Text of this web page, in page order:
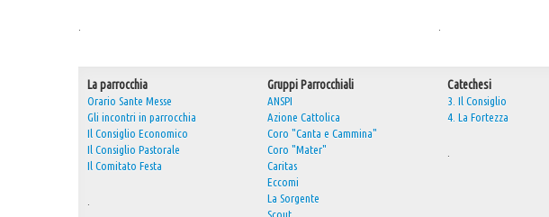
La parrocchia
Orario Sante Messe
Gli incontri in parrocchia
Il Consiglio Economico
Il Consiglio Pastorale
Il Comitato Festa
Gruppi Parrocchiali
ANSPI
Azione Cattolica
Coro "Canta e Cammina"
Coro "Mater"
Caritas
Eccomi
La Sorgente
Scout
Catechesi
3. Il Consiglio
4. La Fortezza